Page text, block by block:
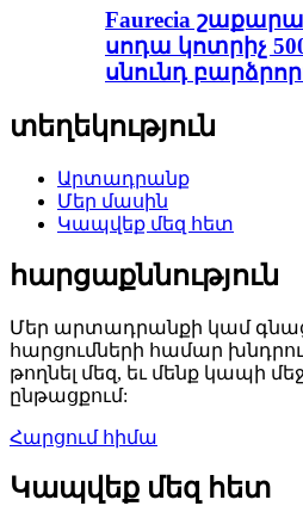
Faurecia
սոդա կոտրիչ
սնունդ
տեղեկություն
Արտադրանք
Մեր մասին
Կապվեք մեզ հետ
հարցաքննություն
Մեր արտադրանքի կամ
հարցումների համար
թողնել մեզ, եւ մենք կապի
ընթացքում:
Հարցում հիմա
Կապվեք մեզ հետ